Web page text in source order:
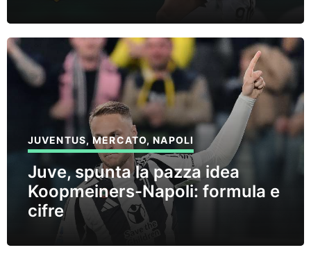
JUVENTUS,MERCATO,NAPOLI
Juve, spunta la pazza idea
Koopmeiners-Napoli: formula e
cifre